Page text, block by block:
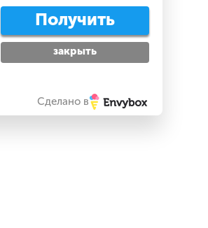
Получить
закрыть
Сделано в